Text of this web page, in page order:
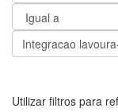
Utilizar filtros para